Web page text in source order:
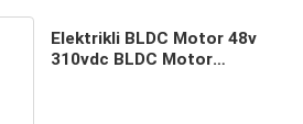
Elektrikli BLDC Motor 48v
310vdc BLDC Motor